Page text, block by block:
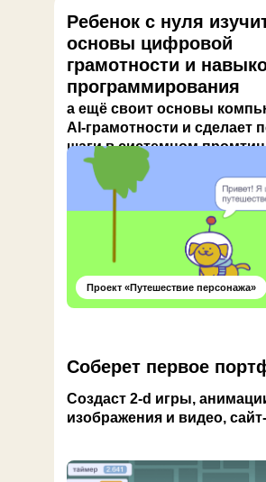
Ребенок с нуля
основы цифровой
грамотности и
программирования
а ещё своит основы
AI-грамотности и сделает
шаги в системном
Соберет первое
Создаст 2-d игры,
изображения и видео,
Проект «Путешествие персонажа»